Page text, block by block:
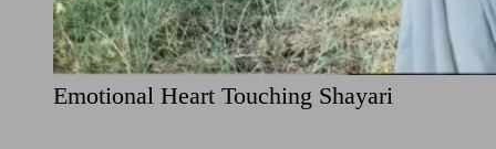
Emotional Heart Touching Shayari